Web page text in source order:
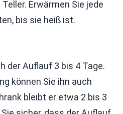
Erwärmen Sie jede
bis sie heiß ist.
der Auflauf 3 bis 4 Tage.
können Sie ihn auch
bleibt er etwa 2 bis 3